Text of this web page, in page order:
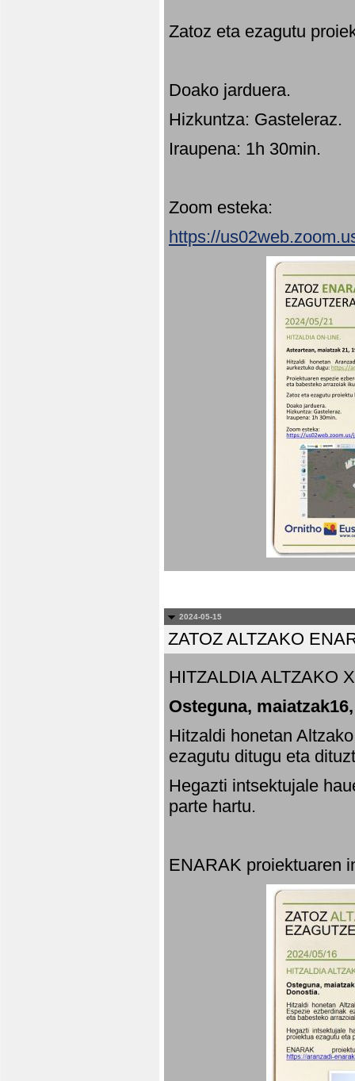
Zatoz eta ezagutu
Doako jarduera.
Hizkuntza: Gasteleraz.
Iraupena: 1h 30min.
Zoom esteka:
https://
2024-05-15
ZATOZ ALTZAKO
HITZALDIA ALTZAKO
Osteguna,
Hitzaldi honetan
ezagutu ditugu eta
Hegazti intsektujale
parte hartu.
ENARAK proiektuaren